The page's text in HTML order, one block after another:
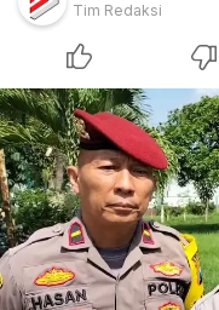
Tim Redaksi